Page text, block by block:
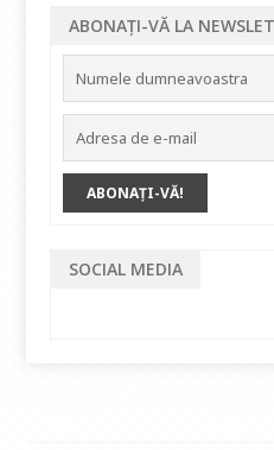
ABONAȚI-VĂ LA
SOCIAL MEDIA